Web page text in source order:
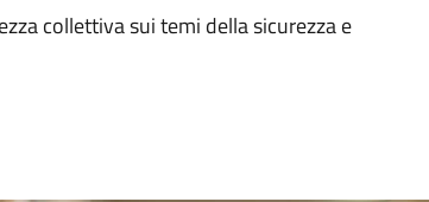
collettiva sui temi della sicurezza e